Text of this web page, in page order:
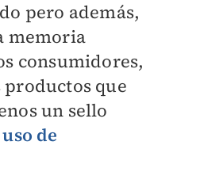
pero además,
memoria
consumidores,
productos que
un sello
uso de